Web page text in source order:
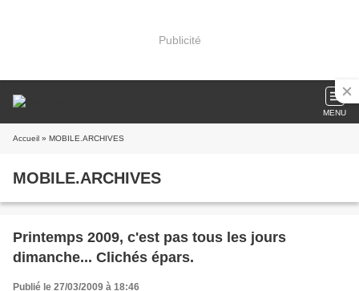
Publicité
MENU
Accueil » MOBILE.ARCHIVES
MOBILE.ARCHIVES
Printemps 2009, c'est pas tous les jours
dimanche... Clichés épars.
Publié le 27/03/2009 à 18:46